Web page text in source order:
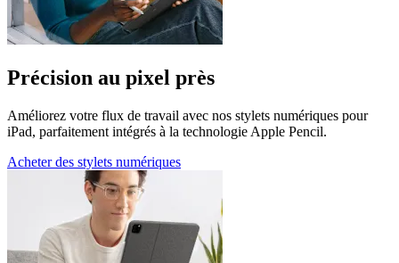
Précision au pixel près
Améliorez votre flux de travail avec nos stylets numériques pour
iPad, parfaitement intégrés à la technologie Apple Pencil.
Acheter des stylets numériques